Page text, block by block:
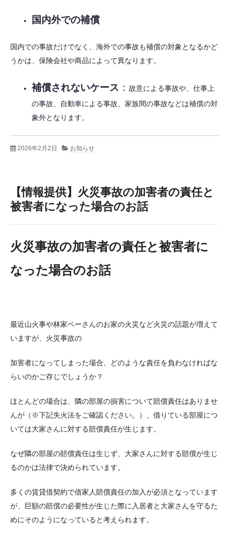
国内外での補償
国内での事故だけでなく、海外での事故も補償の対象となるかど
うかは、保険会社や商品によって異なります。
補償されないケース ：故意による事故や、仕事上
の事故、自動車による事故、家族間の事故などは補償の対
象外となります。
2026年2月2日 お知らせ
【情報提供】火災事故の加害者の責任と
被害者になった場合のお話
火災事故の加害者の責任と被害者に
なった場合のお話
最近山火事や林家ペーさんのお家の火災など火災の話題が増えて
いますが、火災事故の
加害者になってしまった場合、どのような責任を負わなければな
らいのかご存じでしょうか？
ほとんどの場合は、隣の部屋の損害について賠償責任はありませ
んが（※下記失火法をご確認ください。）、借りている部屋につ
いては大家さんに対する賠償責任が生じます。
なぜ隣の部屋の賠償責任は生じず、大家さんに対する賠償が生じ
るのかは法律で決められています。
多くの賃貸借契約で借家人賠償責任の加入が必須となっています
が、巨額の賠償の必要性が生じた際に入居者と大家さんを守るた
めにそのようになっていると考えられます。